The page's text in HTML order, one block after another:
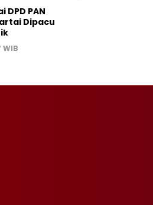
DPD PAN
Dipacu
WIB